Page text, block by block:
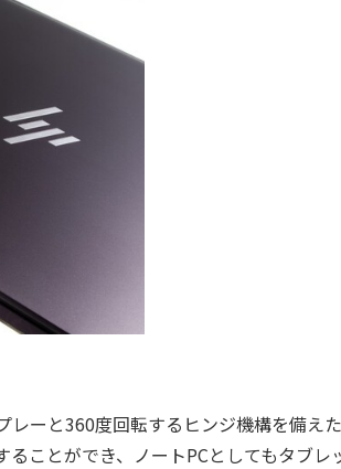
レーと360度回転するヒンジ機構を備え
ことができ、ノートPCとしてもタブレ